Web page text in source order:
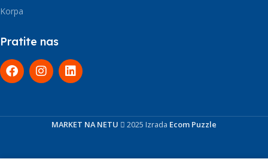
Korpa
Pratite nas
MARKET NA NETU 2025 Izrada Ecom Puzzle